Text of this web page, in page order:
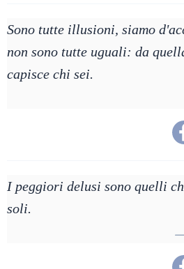
Sono tutte illusioni, siamo
non sono tutte uguali: da
capisce chi sei.
I peggiori delusi sono quelli
soli.
—